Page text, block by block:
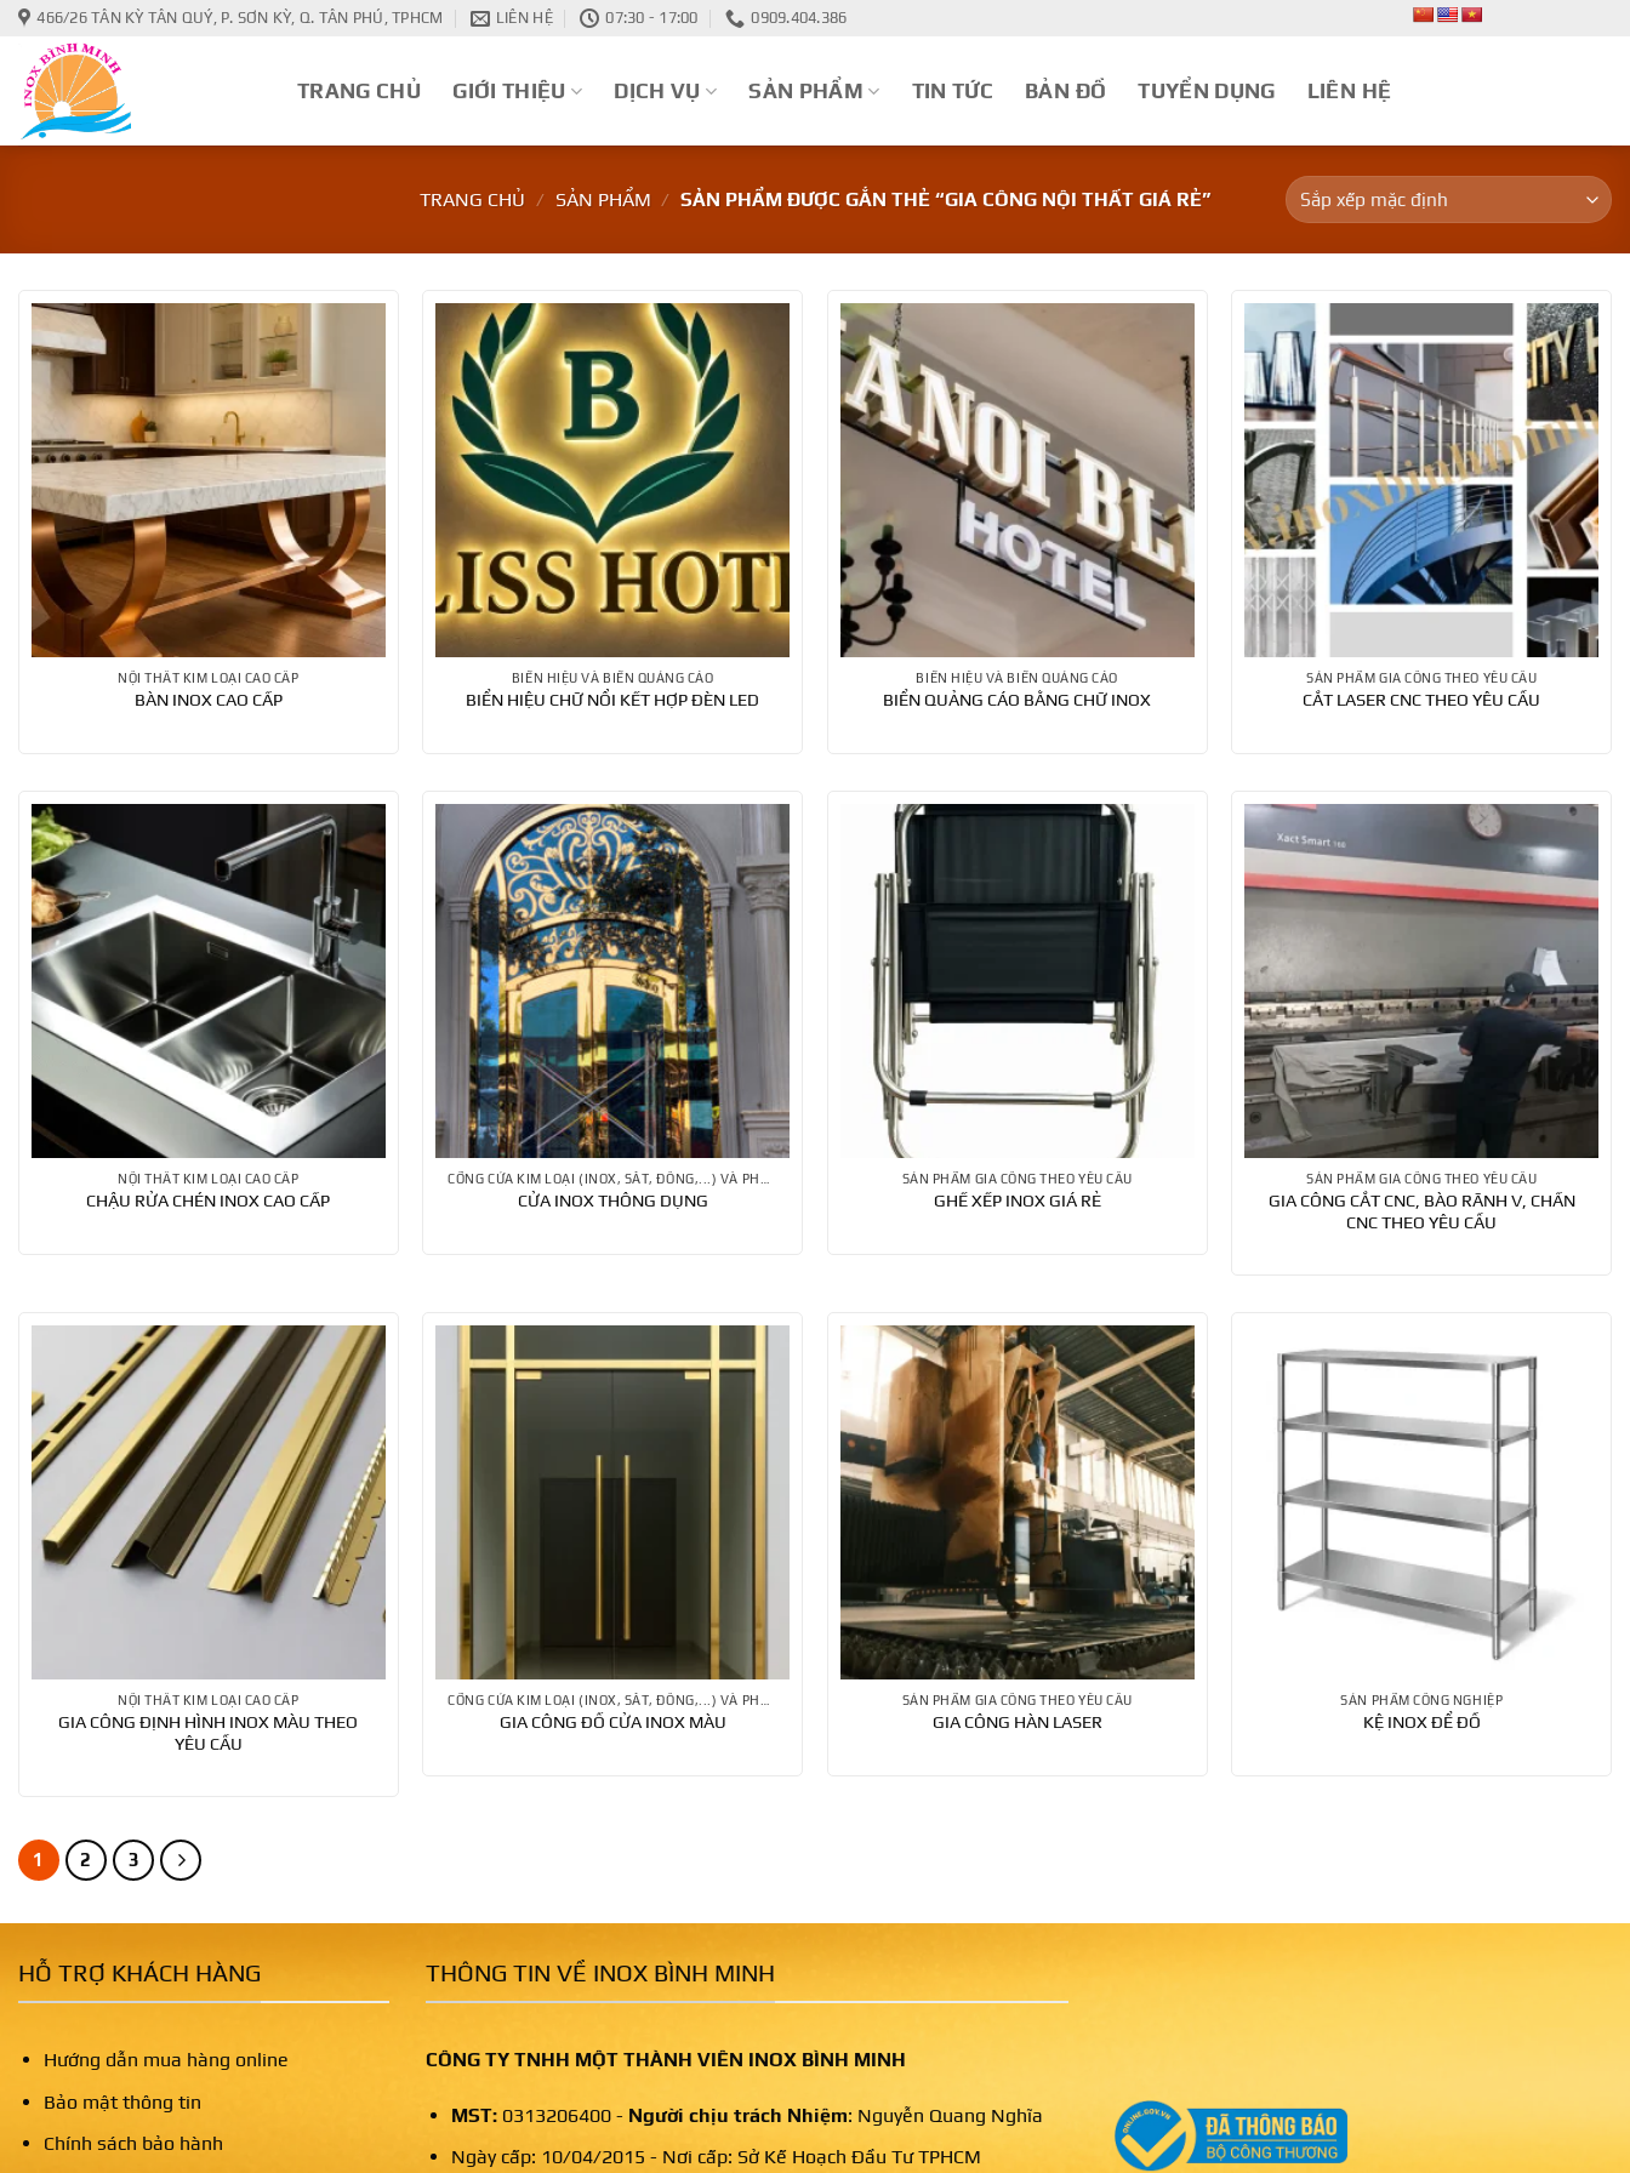
Bỏ
dung
466/26 TÂN KỲ TÂN QUÝ, P. SƠN KỲ, Q. TÂN PHÚ, TPHCM LIÊN HỆ 07:30 - 17:00 0909.404.386
TRANG CHỦ GIỚI THIỆU DỊCH VỤ SẢN PHẨM TIN TỨC BẢN ĐỒ TUYỂN DỤNG LIÊN HỆ
TRANG CHỦ / SẢN PHẨM / SẢN PHẨM ĐƯỢC GẮN THẺ “GIA CÔNG NỘI THẤT GIÁ RẺ”
NỘI THẤT KIM LOẠI CAO CẤP
BÀN INOX CAO CẤP
BIỂN HIỆU VÀ BIỂN QUẢNG CÁO
BIỂN HIỆU CHỮ NỔI KẾT HỢP ĐÈN LED
BIỂN HIỆU VÀ BIỂN QUẢNG CÁO
BIỂN QUẢNG CÁO BẰNG CHỮ INOX
SẢN PHẨM GIA CÔNG THEO YÊU CẦU
CẮT LASER CNC THEO YÊU CẦU
NỘI THẤT KIM LOẠI CAO CẤP
CHẬU RỬA CHÉN INOX CAO CẤP CỬA INOX THÔNG DỤNG
SẢN PHẨM GIA CÔNG THEO YÊU CẦU
GHẾ XẾP INOX GIÁ RẺ
SẢN PHẨM GIA CÔNG THEO YÊU CẦU
GIA CÔNG CẮT CNC, BÀO RÃNH V, CHẤN
CNC THEO YÊU CẦU
NỘI THẤT KIM LOẠI CAO CẤP
GIA CÔNG ĐỊNH HÌNH INOX MÀU THEO
YÊU CẦU
GIA CÔNG ĐỐ CỬA INOX MÀU
SẢN PHẨM GIA CÔNG THEO YÊU CẦU
GIA CÔNG HÀN LASER
SẢN PHẨM CÔNG NGHIỆP
KỆ INOX ĐỂ ĐỒ
1 2 3
HỖ TRỢ KHÁCH HÀNG
Hướng dẫn mua hàng online
Bảo mật thông tin
Chính sách bảo hành
THÔNG TIN VỀ INOX BÌNH MINH
CÔNG TY TNHH MỘT THÀNH VIÊN INOX BÌNH MINH
MST:0313206400 - Người chịu trách Nhiệm: Nguyễn Quang Nghĩa
Ngày cấp: 10/04/2015 - Nơi cấp: Sở Kế Hoạch Đầu Tư TPHCM